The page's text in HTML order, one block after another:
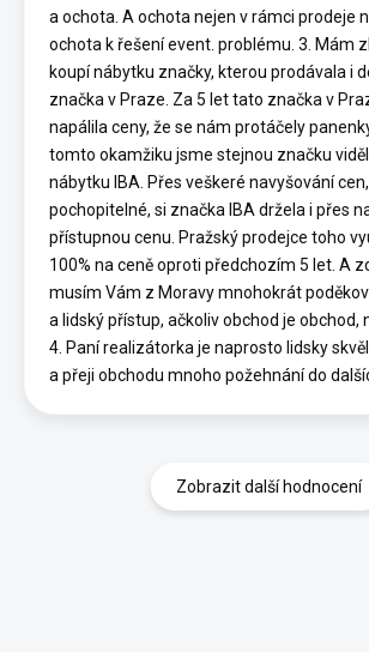
a ochota. A ochota nejen v rámci prodeje
ochota k řešení event. problému. 3. Mám
koupí nábytku značky, kterou prodávala i
značka v Praze. Za 5 let tato značka v
napálila ceny, že se nám protáčely
tomto okamžiku jsme stejnou značku
nábytku IBA. Přes veškeré navyšování
pochopitelné, si značka IBA držela i přes
přístupnou cenu. Pražský prodejce toho
100% na ceně oproti předchozím 5 let. A
musím Vám z Moravy mnohokrát
a lidský přístup, ačkoliv obchod je obchod,
4. Paní realizátorka je naprosto lidsky
a přeji obchodu mnoho požehnání do
Zobrazit další hodnocení